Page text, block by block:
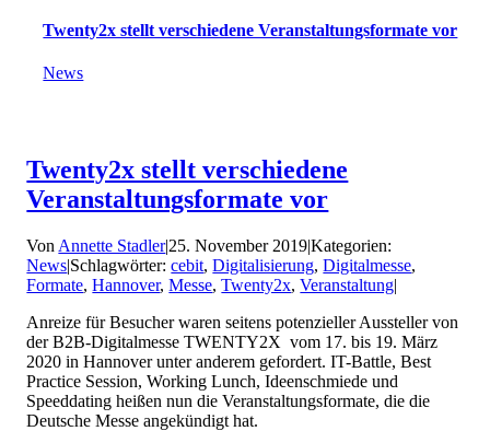
Twenty2x stellt verschiedene Veranstaltungsformate vor
News
Twenty2x stellt verschiedene
Veranstaltungsformate vor
Von Annette Stadler|25. November 2019|Kategorien:
News|Schlagwörter:cebit,Digitalisierung,Digitalmesse,
Formate,Hannover,Messe,Twenty2x,Veranstaltung|
Anreize für Besucher waren seitens potenzieller Aussteller von
der B2B-Digitalmesse TWENTY2X vom 17. bis 19. März
2020 in Hannover unter anderem gefordert. IT-Battle, Best
Practice Session, Working Lunch, Ideenschmiede und
Speeddating heißen nun die Veranstaltungsformate, die die
Deutsche Messe angekündigt hat.